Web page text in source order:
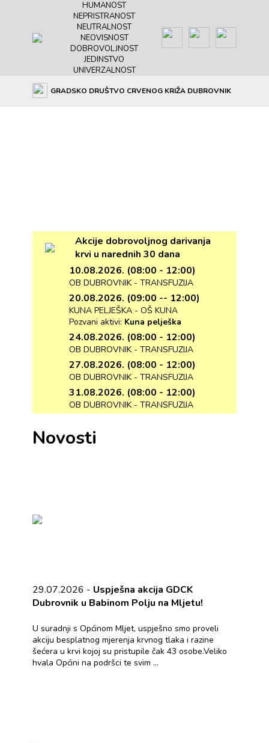
HUMANOST
NEPRISTRANOST
NEUTRALNOST
NEOVISNOST
DOBROVOLJNOST
JEDINSTVO
UNIVERZALNOST
GRADSKO DRUŠTVO CRVENOG KRIŽA DUBROVNIK
Akcije dobrovoljnog darivanja
krvi u narednih 30 dana
10.08.2026. (08:00 - 12:00)
OB DUBROVNIK - TRANSFUZIJA
20.08.2026. (09:00 -- 12:00)
KUNA PELJEŠKA - OŠ KUNA
Pozvani aktivi: Kuna pelješka
24.08.2026. (08:00 - 12:00)
OB DUBROVNIK - TRANSFUZIJA
27.08.2026. (08:00 - 12:00)
OB DUBROVNIK - TRANSFUZIJA
31.08.2026. (08:00 - 12:00)
OB DUBROVNIK - TRANSFUZIJA
Novosti
29.07.2026 - Uspješna akcija GDCK
Dubrovnik u Babinom Polju na Mljetu!
U suradnji s Općinom Mljet, uspješno smo proveli
akciju besplatnog mjerenja krvnog tlaka i razine
šećera u krvi kojoj su pristupile čak 43 osobe.Veliko
hvala Općini na podršci te svim ...